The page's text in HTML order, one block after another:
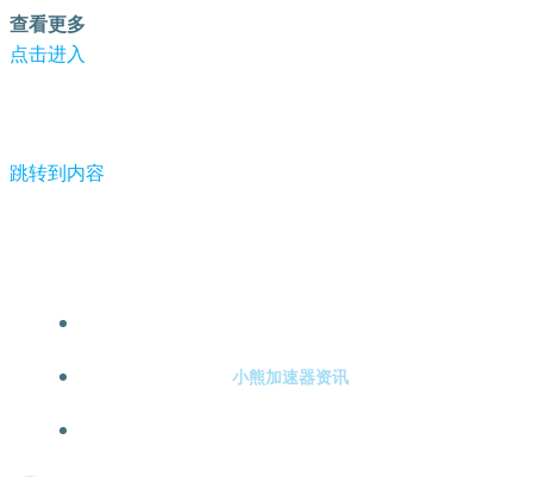
查看更多
点击进入
跳转到内容
小熊加速器资讯